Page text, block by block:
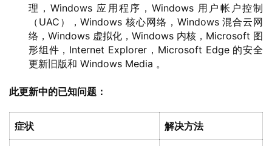
理，Windows 应用程序，Windows 用户帐户控制
（UAC），Windows 核心网络，Windows 混合云网
络，Windows 虚拟化，Windows 内核，Microsoft 图
形组件，Internet Explorer，Microsoft Edge 的安全
更新旧版和 Windows Media 。
此更新中的已知问题：
症状 解决方法